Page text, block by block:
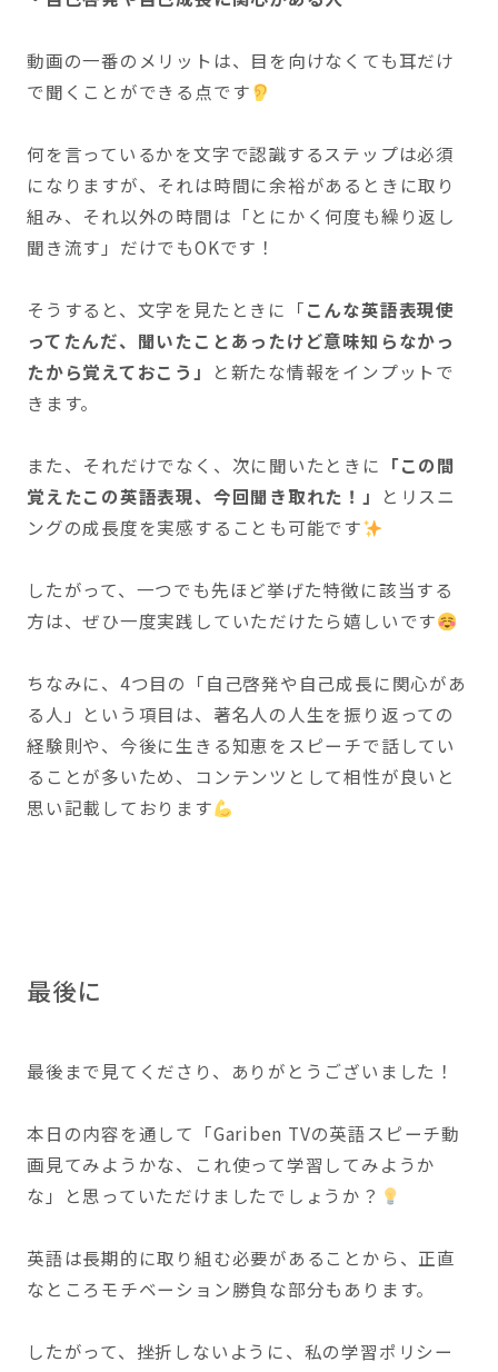
動画の一番のメリットは、目を向けなくても耳だけ
で聞くことができる点です
何を言っているかを文字で認識するステップは必須
になりますが、それは時間に余裕があるときに取り
組み、それ以外の時間は「とにかく何度も繰り返し
聞き流す」だけでもOKです！
そうすると、文字を見たときに「こんな英語表現使
ってたんだ、聞いたことあったけど意味知らなかっ
たから覚えておこう」
と新たな情報をインプットで
きます。
また、それだけでなく、次に聞いたときに 「この間
覚えたこの英語表現、今回聞き取れた！」
とリスニ
ングの成長度を実感することも可能です
したがって、一つでも先ほど挙げた特徴に該当する
方は、ぜひ一度実践していただけたら嬉しいです
ちなみに、4つ目の「自己啓発や自己成長に関心があ
る人」という項目は、著名人の人生を振り返っての
経験則や、今後に生きる知恵をスピーチで話してい
ることが多いため、コンテンツとして相性が良いと
思い記載しております
最後に
最後まで見てくださり、ありがとうございました！
本日の内容を通して「Gariben TVの英語スピーチ動
画見てみようかな、これ使って学習してみようか
な」と思っていただけましたでしょうか？
英語は長期的に取り組む必要があることから、正直
なところモチベーション勝負な部分もあります。
したがって、挫折しないように、私の学習ポリシー